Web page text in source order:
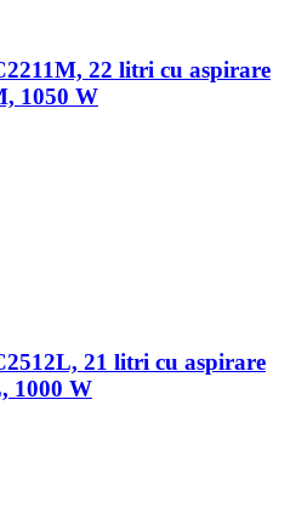
22 litri cu aspirare
1050 W
21 litri cu aspirare
1000 W